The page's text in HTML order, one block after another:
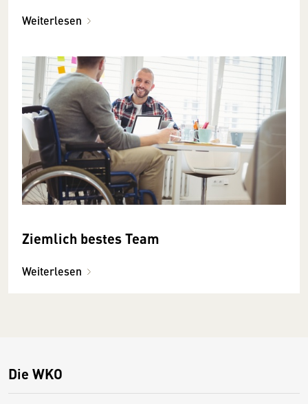
Weiterlesen
Ziemlich bestes Team
Weiterlesen
Die WKO